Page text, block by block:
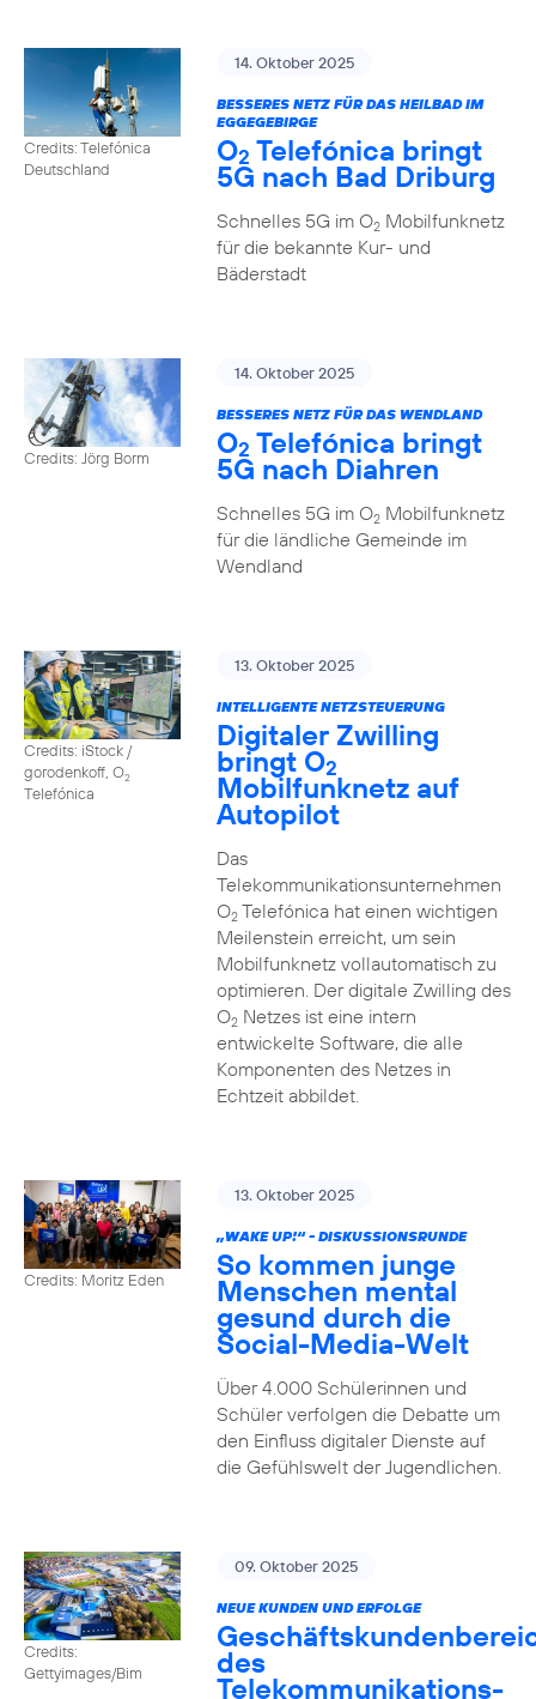
Credits: Telefónica
Deutschland
14. Oktober 2025
BESSERES NETZ FÜR DAS HEILBAD IM
EGGEGEBIRGE
O2 Telefónica bringt
5G nach Bad Driburg
Schnelles 5G im O2Mobilfunknetz
für die bekannte Kur- und
Bäderstadt
Credits: Jörg Borm
14. Oktober 2025
BESSERES NETZ FÜR DAS WENDLAND
O2 Telefónica bringt
5G nach Diahren
Schnelles 5G im O2Mobilfunknetz
für die ländliche Gemeinde im
Wendland
Credits: iStock /
gorodenkoff, O2
Telefónica
13. Oktober 2025
INTELLIGENTE NETZSTEUERUNG
Digitaler Zwilling
bringt O2
Mobilfunknetz auf
Autopilot
Das
Telekommunikationsunternehmen
O2Telefónica hat einen wichtigen
Meilenstein erreicht, um sein
Mobilfunknetz vollautomatisch zu
optimieren. Der digitale Zwilling des
O2Netzes ist eine intern
entwickelte Software, die alle
Komponenten des Netzes in
Echtzeit abbildet.
Credits: Moritz Eden
13. Oktober 2025
„WAKE UP!“ - DISKUSSIONSRUNDE
So kommen junge
Menschen mental
gesund durch die
Social-Media-Welt
Über 4.000 Schülerinnen und
Schüler verfolgen die Debatte um
den Einfluss digitaler Dienste auf
die Gefühlswelt der Jugendlichen.
Credits:
Gettyimages/Bim
09. Oktober 2025
NEUE KUNDEN UND ERFOLGE
des
Telekommunikations­